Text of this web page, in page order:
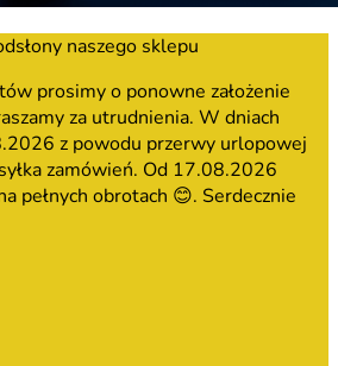
naszego sklepu
prosimy o ponowne założenie
za utrudnienia. W dniach
z powodu przerwy urlopowej
zamówień. Od 17.08.2026
pełnych obrotach 😊. Serdecznie